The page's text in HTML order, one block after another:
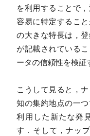
を利用することで
容易に特定するこ
の大きな特長は，
が記載されている
ータの信頼性を検証
こうして見ると，
知の集約地点の一
利用した新たな発
す．そして，ナッ